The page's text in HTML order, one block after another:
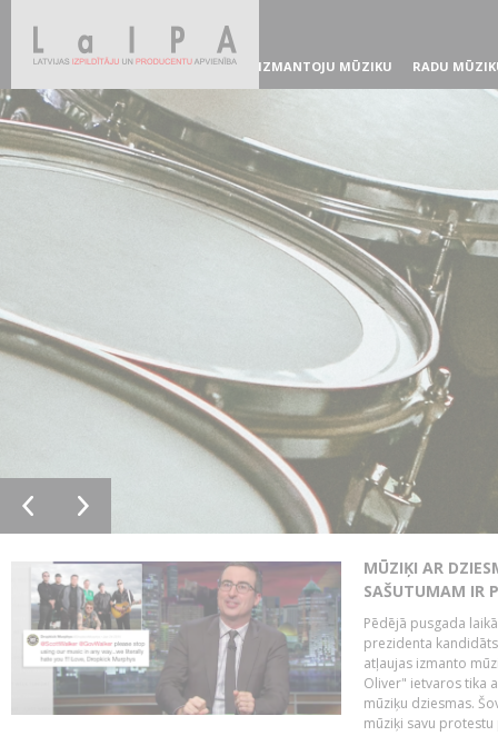
IZMANTOJU MŪZIKU RADU
MŪZIĶI AR
SAŠUTUMAM IR
Pēdējā pusgada
prezidenta
atļaujas izmanto
Oliver" ietvaros tika
mūziķu dziesmas.
mūziķi savu